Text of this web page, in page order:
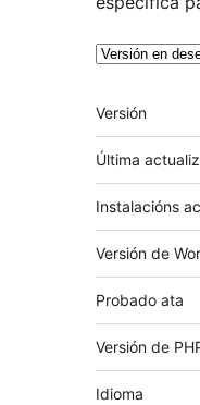
Meta
Versión
Última
Instalacións
Versión de
Probado ata
Versión de
Idioma